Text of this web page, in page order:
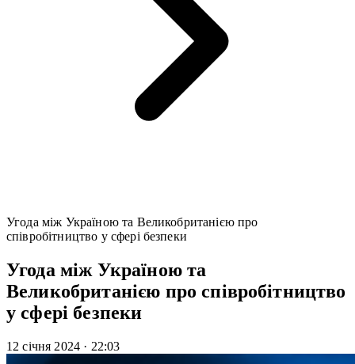
Угода між Україною та Великобританією про
співробітництво у сфері безпеки
Угода між Україною та
Великобританією про співробітництво
у сфері безпеки
12 січня 2024 · 22:03